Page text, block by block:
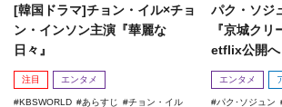
[韓国ドラマ]チョン・イル×チョ
ン・インソン主演『華麗な
日々』
注目 エンタメ
KBSWORLD あらすじ
チョン・イル
パク・ソジ
『京城ク
etflix公開へ
エンタメ
パク･ソジュン